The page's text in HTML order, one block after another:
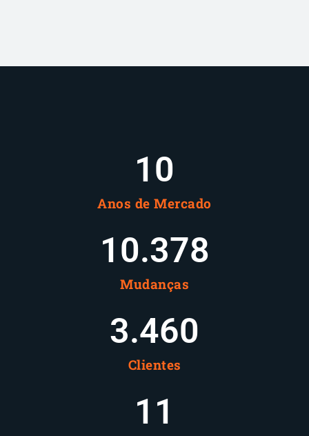
Anos de Mercado
10
Mudanças
10.378
Clientes
3.460
12